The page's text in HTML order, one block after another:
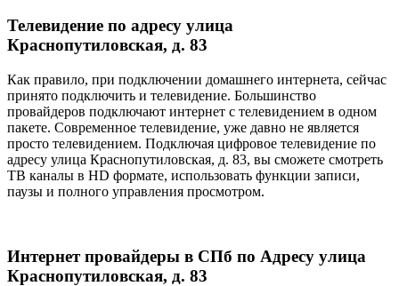
Телевидение по адресу улица
Краснопутиловская, д. 83
Как правило, при подключении домашнего интернета, сейчас
принято подключить и телевидение. Большинство
провайдеров подключают интернет с телевидением в одном
пакете. Современное телевидение, уже давно не является
просто телевидением. Подключая цифровое телевидение по
адресу улица Краснопутиловская, д. 83, вы сможете смотреть
ТВ каналы в HD формате, использовать функции записи,
паузы и полного управления просмотром.
Интернет провайдеры в СПб по Адресу улица
Краснопутиловская, д. 83